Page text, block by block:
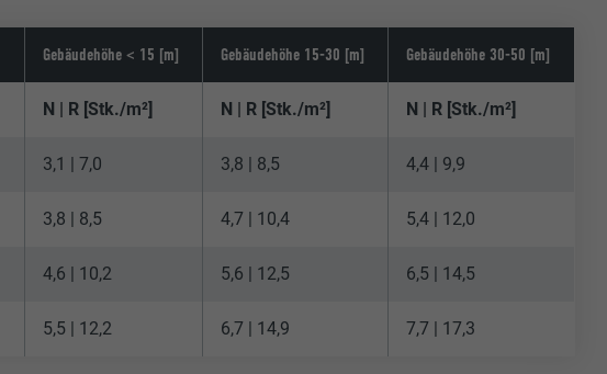
Gebäudehöhe < 15 [m] Gebäudehöhe 15-30 [m] Gebäudehöhe 30-50 [m]
N | R [Stk./m²] N | R [Stk./m²] N | R [Stk./m²]
3,1 | 7,0 3,8 | 8,5 4,4 | 9,9
3,8 | 8,5 4,7 | 10,4 5,4 | 12,0
4,6 | 10,2 5,6 | 12,5 6,5 | 14,5
5,5 | 12,2 6,7 | 14,9 7,7 | 17,3